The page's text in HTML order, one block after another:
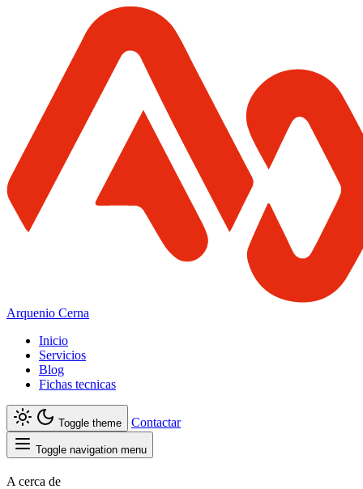
Arquenio Cerna
Inicio
Servicios
Blog
Fichas tecnicas
Toggle theme Contactar
Toggle navigation menu
A cerca de